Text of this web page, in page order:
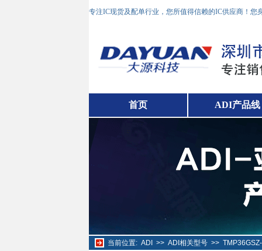
专注IC现货及配单行业，您所值得信赖的IC供应商！
首页 ADI产品线
当前位置: ADI >> ADI相关型号>>